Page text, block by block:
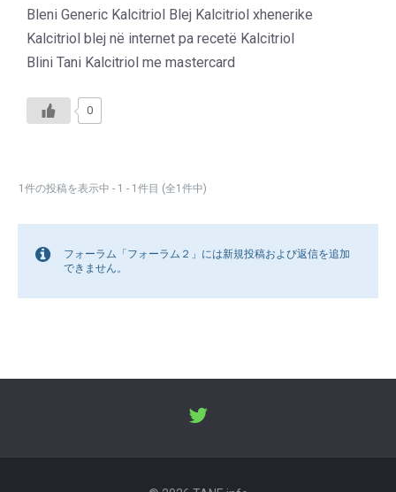
Bleni Generic Kalcitriol Blej Kalcitriol xhenerike
Kalcitriol blej në internet pa recetë Kalcitriol
Blini Tani Kalcitriol me mastercard
0
1件の投稿を表示中 - 1 - 1件目 (全1件中)
フォーラム「フォーラム２」には新規投稿および返信を追加
できません。